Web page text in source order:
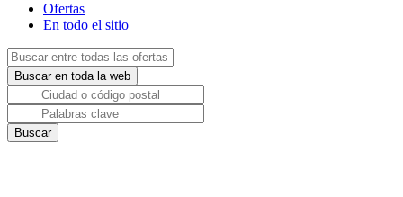
Ofertas
En todo el sitio